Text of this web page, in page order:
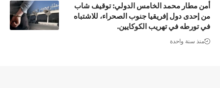
أمن مطار محمد الخامس الدولي: توقيف شاب
من إحدى دول إفريقيا جنوب الصحراء، للاشتباه
في تورطه في تهريب الكوكايين.
منذ سنة واحدة